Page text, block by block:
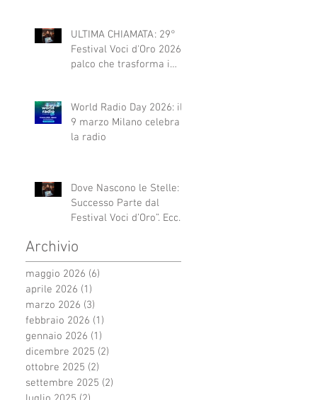
ULTIMA CHIAMATA: 29°
Festival Voci d'Oro 2026 Il
palco che trasforma i
World Radio Day 2026: il
9 marzo Milano celebra
la radio
Dove Nascono le Stelle: Il
Successo Parte dal
Festival Voci d’Oro”. Ecco
Archivio
maggio 2026 (6)
aprile 2026 (1)
marzo 2026 (3)
febbraio 2026 (1)
gennaio 2026 (1)
dicembre 2025 (2)
ottobre 2025 (2)
settembre 2025 (2)